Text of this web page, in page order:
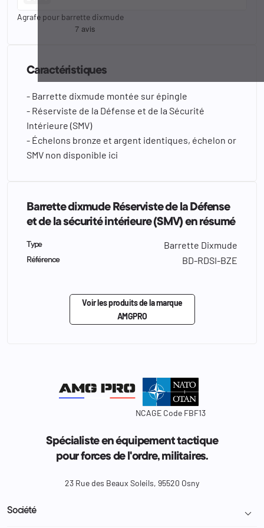
Agrafe pour barrette dixmude
Caractéristiques
- Barrette dixmude montée sur épingle
- Réserviste de la Défense et de la Sécurité
Intérieure (SMV)
- Échelons bronze et argent identiques, échelon or
SMV non disponible ici
Barrette dixmude Réserviste de la Défense
et de la sécurité intérieure (SMV) en résumé
Type Barrette Dixmude
Référence BD-RDSI-BZE
Voir les produits de la marque
AMGPRO
NCAGE Code FBF13
Spécialiste en équipement tactique
pour forces de l'ordre, militaires.
23 Rue des Beaux Soleils, 95520 Osny
Société 